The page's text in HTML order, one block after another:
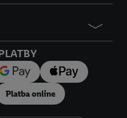
Platba online